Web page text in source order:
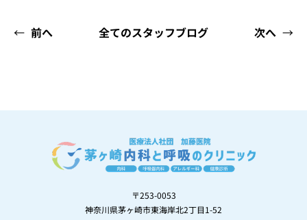
← 前へ 全てのスタッフブログ 次へ →
〒253-0053
神奈川県茅ヶ崎市東海岸北2丁目1-52